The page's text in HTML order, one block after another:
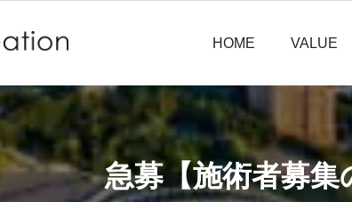
HOME VALUE
急募【施術者募集